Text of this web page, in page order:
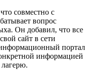
совместно с
вопрос
Он добавил, что все
сайт в сети
портал
информацией